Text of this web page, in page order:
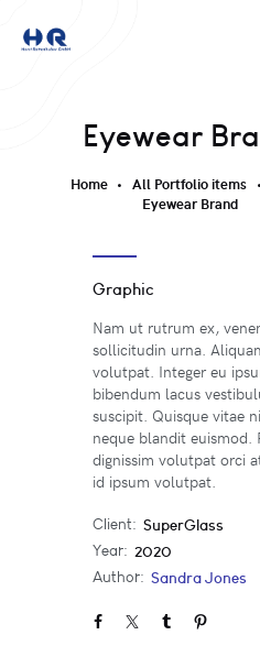
Eyewear
Home All Portfolio items
Eyewear Brand
Graphic
Nam ut rutrum ex,
sollicitudin urna.
volutpat. Integer eu
bibendum lacus
suscipit. Quisque vitae
neque blandit euismod.
dignissim volutpat orci
id ipsum volutpat.
Client: SuperGlass
Year: 2020
Author: Sandra Jones